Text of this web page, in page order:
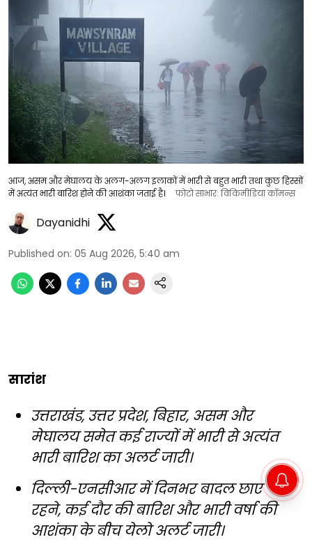
आज, असम और मेघालय के अलग-अलग इलाकों में भारी से बहुत भारी तथा कुछ हिस्सों
में अत्यंत भारी बारिश होने की आशंका जताई है।
फोटो साभार: विकिमीडिया कॉमन्स
Dayanidhi
Published on: 05 Aug 2026, 5:40 am
सारांश
उत्तराखंड, उत्तर प्रदेश, बिहार, असम और
मेघालय समेत कई राज्यों में भारी से अत्यंत
भारी बारिश का अलर्ट जारी।
दिल्ली-एनसीआर में दिनभर बादल छाए
रहने, कई दौर की बारिश और भारी वर्षा की
आशंका के बीच येलो अलर्ट जारी।